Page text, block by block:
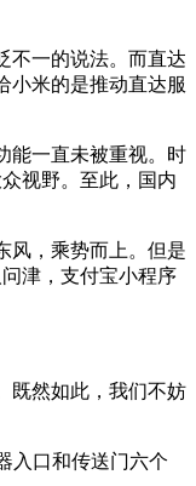
不一的说法。而直达
小米的是推动直达服
能一直未被重视。时
视野。至此，国内
风，乘势而上。但是
津，支付宝小程序
既然如此，我们不妨
入口和传送门六个